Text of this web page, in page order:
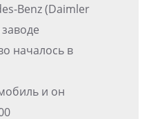
Benz (Daimler
началось в
и он